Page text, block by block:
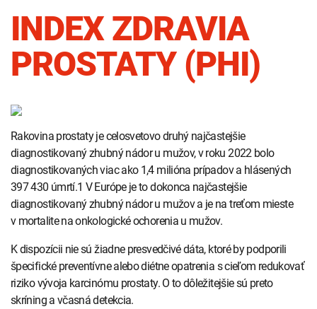
Výsledky vyšetrení Kortizol
INTOLERANCIA POTRAVÍN Lymská
Human papillomavirus (HPV)
INDEX ZDRAVIA
PROSTATY (PHI)
Rakovina prostaty je celosvetovo druhý najčastejšie
diagnostikovaný zhubný nádor u mužov, v roku 2022 bolo
diagnostikovaných viac ako 1,4 milióna prípadov a hlásených
397 430 úmrtí.1 V Európe je to dokonca najčastejšie
diagnostikovaný zhubný nádor u mužov a je na treťom mieste
v mortalite na onkologické ochorenia u mužov.
K dispozícii nie sú žiadne presvedčivé dáta, ktoré by podporili
špecifické preventívne alebo diétne opatrenia s cieľom redukovať
riziko vývoja karcinómu prostaty. O to dôležitejšie sú preto
skríning a včasná detekcia.